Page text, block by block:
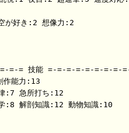
が好き:2 想像力:2
=-= 技能 =-=-=-=-=-=-=-=-
作能力:13
:7 急所打ち:12
:8 解剖知識:12 動物知識:10